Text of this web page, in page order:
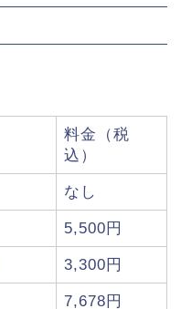
料金（税
込）
なし
5,500円
3,300円
7,678円